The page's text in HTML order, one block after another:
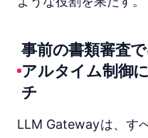
事前の書類審査
アルタイム制御
チ
LLM Gatewayは、す